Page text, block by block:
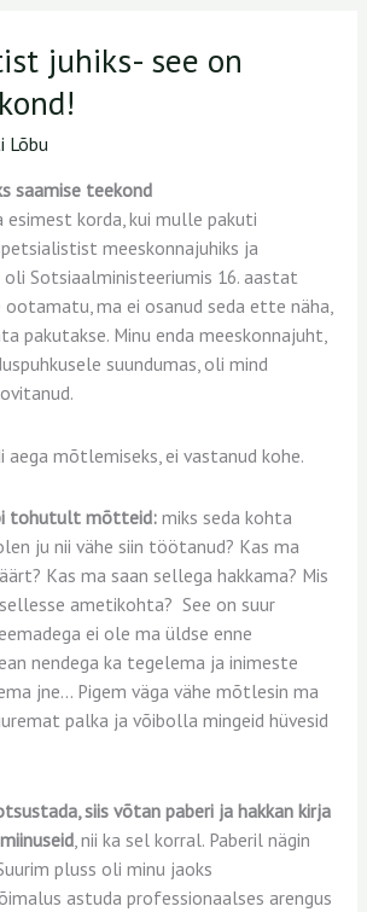
juhiks- see on
Lõbu
saamise teekond
esimest korda, kui mulle pakuti
meeskonnajuhiks ja
oli Sotsiaalministeeriumis 16. aastat
ma ei osanud seda ette näha,
pakutakse. Minu enda meeskonnajuht,
suundumas, oli mind
aega mõtlemiseks, ei vastanud kohe.
tohutult mõtteid:miks seda kohta
ju nii vähe siin töötanud? Kas ma
Kas ma saan sellega hakkama? Mis
ametikohta? See on suur
ei ole ma üldse enne
nendega ka tegelema ja inimeste
jne… Pigem väga vähe mõtlesin ma
palka ja võibolla mingeid hüvesid
siis võtan paberi ja hakkan kirja
, nii ka sel korral. Paberil nägin
pluss oli minu jaoks
astuda professionaalses arengus